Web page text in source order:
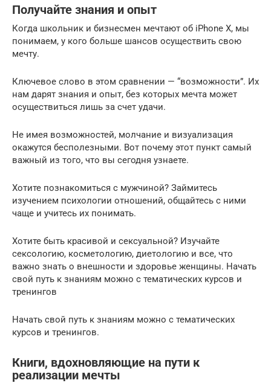
Получайте знания и опыт
Когда школьник и бизнесмен мечтают об iPhone X, мы
понимаем, у кого больше шансов осуществить свою
мечту.
Ключевое слово в этом сравнении — “возможности”. Их
нам дарят знания и опыт, без которых мечта может
осуществиться лишь за счет удачи.
Не имея возможностей, молчание и визуализация
окажутся бесполезными. Вот почему этот пункт самый
важный из того, что вы сегодня узнаете.
Хотите познакомиться с мужчиной? Займитесь
изучением психологии отношений, общайтесь с ними
чаще и учитесь их понимать.
Хотите быть красивой и сексуальной? Изучайте
сексологию, косметологию, диетологию и все, что
важно знать о внешности и здоровье женщины. Начать
свой путь к знаниям можно с тематических курсов и
тренингов
Начать свой путь к знаниям можно с тематических
курсов и тренингов.
Книги, вдохновляющие на пути к
реализации мечты